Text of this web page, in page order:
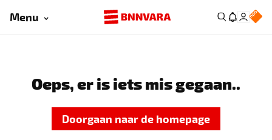
Menu
Oeps, er is iets mis gegaan..
Doorgaan naar de homepage